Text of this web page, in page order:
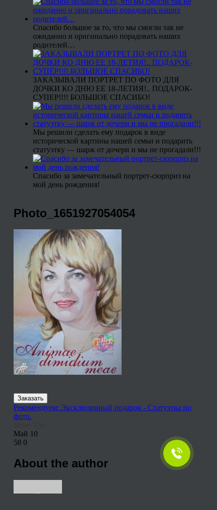
Спасибо большое за то, что мы смогли так не
ожиданно и оригинально порадовать наших
родителей…
ЗАКАЗЫВАЛИ ПОРТРЕТ ПО ФОТО ДЛЯ
ДОЧКИ КО ДНЮ ЕЕ 18-ЛЕТИЯ!.. ПОДАРОК-
СУПЕР!!!! БОЛЬШОЕ СПАСИБО!
Мы решили сделать ему подарок в виде
исторической картины нашей семьи и подарить
статуэтку — шарж от дочери и мы не прогадали!!!
Спасибо за замечательный портрет-сюрприз на
мой день рождения!
Photo_1651927054054
Заказать
Рекомендуем: Эксклюзивный подарок - Статуэтка по
фото.
Май 10
58 0
About the author